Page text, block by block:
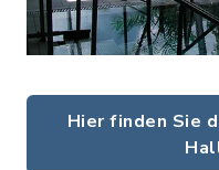
Hier finden Sie